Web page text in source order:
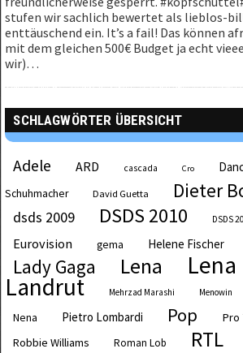
stufen wir sachlich bewertet als lieblos-
enttäuschend ein. It’s a fail! Das können
mit dem gleichen 500€ Budget ja echt
wir)…
SCHLAGWÖRTER ÜBERSICHT
Adele ARD cascada Cro
Schuhmacher
David Guetta Dieter
dsds 2009 DSDS 2010 DSDS
Eurovision gema Helene Fischer
Lady Gaga Lena
Landrut Mehrzad Marashi Menowin
Nena Pietro Lombardi Pop Pro
Robbie Williams Roman Lob RTL